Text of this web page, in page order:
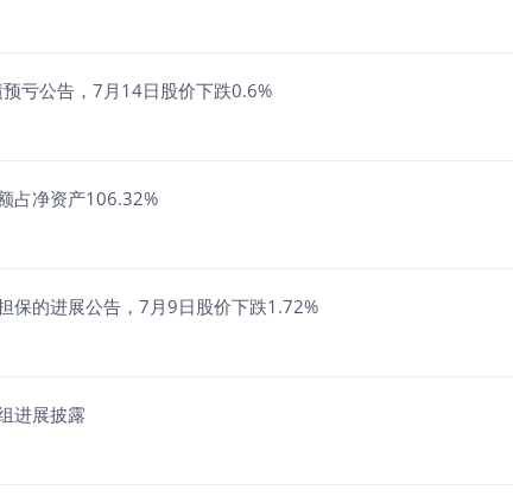
亏公告，7月14日股价下跌0.6%
占净资产106.32%
保的进展公告，7月9日股价下跌1.72%
进展披露